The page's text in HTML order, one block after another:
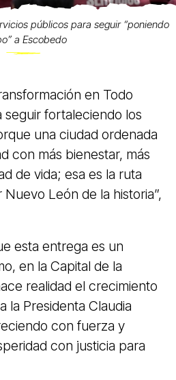
públicos para seguir “poniendo
a Escobedo
en Todo
seguir fortaleciendo los
una ciudad ordenada
con más bienestar, más
de vida; esa es la ruta
León de la historia”,
esta entrega es un
en la Capital de la
realidad el crecimiento
la Presidenta Claudia
con fuerza y
con justicia para